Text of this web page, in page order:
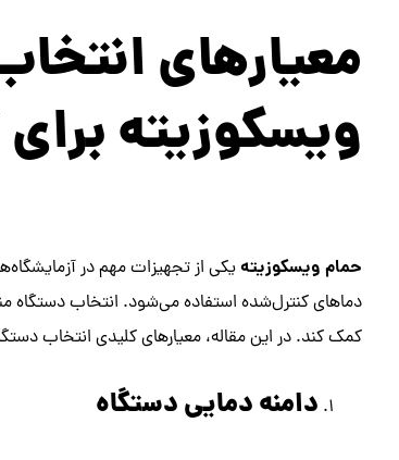
معیارهای
ویسکوزیته برای
حمام ویسکوزیتهیکی از تجهیزات مهم در
دماهای کنترل‌شده استفاده می‌شود. انتخاب دستگاه
کمک کند. در این مقاله، معیارهای کلیدی انتخاب
دامنه دمایی دستگاه